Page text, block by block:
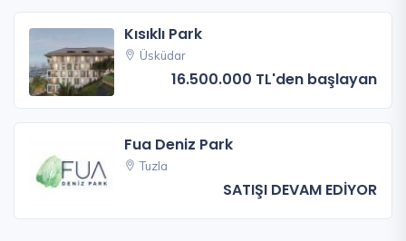
Kısıklı Park
Üsküdar
16.500.000 TL'den başlayan
Fua Deniz Park
Tuzla
SATIŞI DEVAM EDİYOR